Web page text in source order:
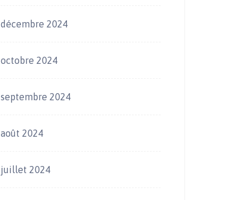
décembre 2024
octobre 2024
septembre 2024
août 2024
juillet 2024